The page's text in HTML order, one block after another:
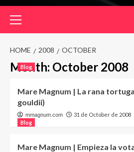
Menu
HOME 2008 OCTOBER
Month: October 2008
Blog
Mare Magnum | La rana
gouldii)
mmagnum.com
31 de October de 2008
Blog
Mare Magnum | Empieza la